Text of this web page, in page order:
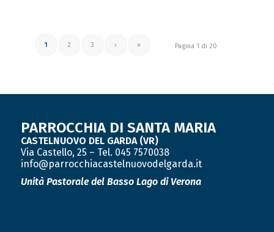
Pagina 1 di 20
1 2 3 › »
PARROCCHIA DI SANTA MARIA
CASTELNUOVO DEL GARDA (VR)
Via Castello, 25 – Tel. 045 7570038
info@parrocchiacastelnuovodelgarda.it
Unità Pastorale del Basso Lago di Verona